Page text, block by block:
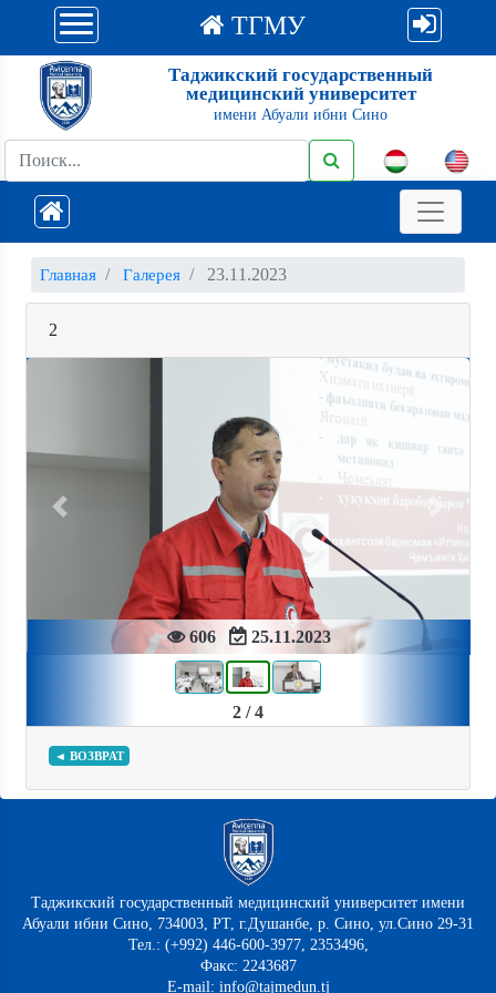
ТГМУ
Таджикский государственный
медицинский университет
имени Абуали ибни Сино
Главная Галерея 23.11.2023
2
606 25.11.2023
Previous
2 / 4
◄ ВОЗВРАТ
Таджикский государственный медицинский университет имени
Абуали ибни Сино, 734003, РТ, г.Душанбе, р. Сино, ул.Сино 29-31
Тел.: (+992) 446-600-3977, 2353496,
Факс: 2243687
E-mail: info@tajmedun.tj